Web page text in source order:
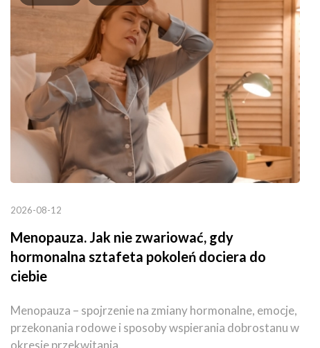
2026-08-12
Menopauza. Jak nie zwariować, gdy
hormonalna sztafeta pokoleń dociera do
ciebie
Menopauza – spojrzenie na zmiany hormonalne, emocje,
przekonania rodowe i sposoby wspierania dobrostanu w
okresie przekwitania.